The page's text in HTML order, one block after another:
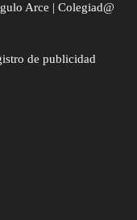
Arce | Colegiad@
de publicidad